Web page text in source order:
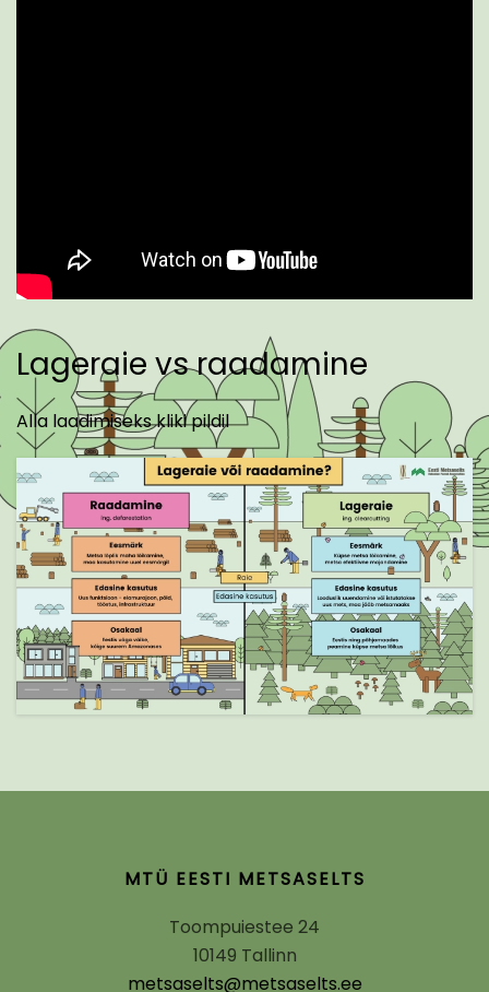
Lageraie vs raadamine
Alla laadimiseks kliki pildil
MTÜ EESTI METSASELTS
Toompuiestee 24
10149 Tallinn
metsaselts@metsaselts.ee